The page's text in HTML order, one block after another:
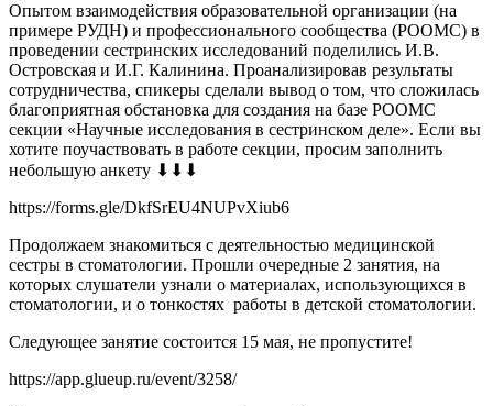
Опытом взаимодействия образовательной организации (на
примере РУДН) и профессионального сообщества (РООМС) в
проведении сестринских исследований поделились И.В.
Островская и И.Г. Калинина. Проанализировав результаты
сотрудничества, спикеры сделали вывод о том, что сложилась
благоприятная обстановка для создания на базе РООМС
секции «Научные исследования в сестринском деле». Если вы
хотите поучаствовать в работе секции, просим заполнить
небольшую анкету ⬇⬇⬇
https://forms.gle/DkfSrEU4NUPvXiub6
Продолжаем знакомиться с деятельностью медицинской
сестры в стоматологии. Прошли очередные 2 занятия, на
которых слушатели узнали о материалах, использующихся в
стоматологии, и о тонкостях работы в детской стоматологии.
Следующее занятие состоится 15 мая, не пропустите!
https://app.glueup.ru/event/3258/